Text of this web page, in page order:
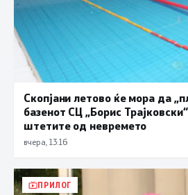
Скопјани летово ќе мора да
базенот СЦ „Борис
штетите од невремето
вчера, 13:16
ПРИЛОГ